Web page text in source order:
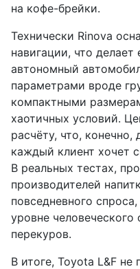
на кофе-брейки.
Технически Rinova
навигации, что
автономный
параметрами вроде
компактными
хаотичных условий.
расчёту, что, конечно,
каждый клиент хочет
В реальных тестах,
производителей
повседневного
уровне человеческого
перекуров.
В итоге, Toyota L&F не